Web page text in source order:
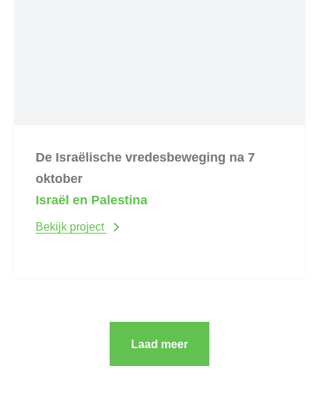
De Israëlische vredesbeweging na 7
oktober
Israël en Palestina
Bekijk project
Laad meer